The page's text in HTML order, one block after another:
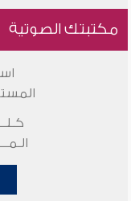
مكتبتك الصوتية